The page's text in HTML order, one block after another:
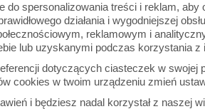
do spersonalizowania treści i reklam,
działania i wygodniejszej
reklamowym i
lub uzyskanymi podczas korzystania z
dotyczących ciasteczek w swojej
cookies w twoim urządzeniu zmień
i będziesz nadal korzystał z naszej
się 2996 lornetek i
interesujące Cię parametry